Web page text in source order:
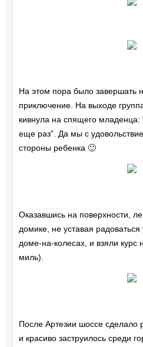
На этом пора было завершать
приключение. На выходе
кивнула на спящего младенца:
еще раз”. Да мы с
стороны ребенка 🙂
Оказавшись на поверхности,
домике, не уставая
доме-на-колесах, и взяли курс
миль).
После Артезии шоссе сделало
и красиво заструилось среди